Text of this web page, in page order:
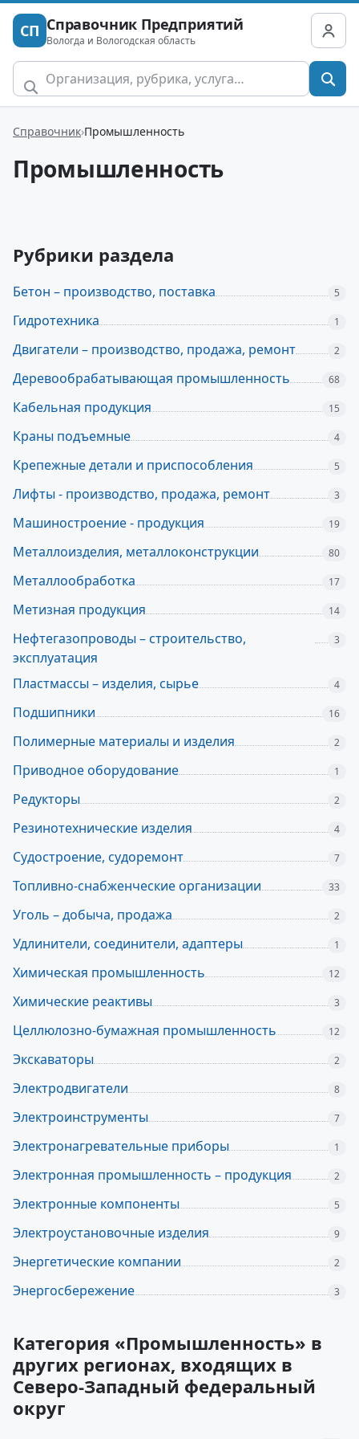
СП Справочник Предприятий
Вологда и Вологодская область
Справочник Промышленность
Промышленность
Рубрики раздела
Бетон – производство, поставка 5
Гидротехника 1
Двигатели – производство, продажа, ремонт 2
Деревообрабатывающая промышленность 68
Кабельная продукция 15
Краны подъемные 4
Крепежные детали и приспособления 5
Лифты - производство, продажа, ремонт 3
Машиностроение - продукция 19
Металлоизделия, металлоконструкции 80
Металлообработка 17
Метизная продукция 14
Нефтегазопроводы – строительство,
эксплуатация
3
Пластмассы – изделия, сырье 4
Подшипники 16
Полимерные материалы и изделия 2
Приводное оборудование 1
Редукторы 2
Резинотехнические изделия 4
Судостроение, судоремонт 7
Топливно-снабженческие организации 33
Уголь – добыча, продажа 2
Удлинители, соединители, адаптеры 1
Химическая промышленность 12
Химические реактивы 3
Целлюлозно-бумажная промышленность 12
Экскаваторы 2
Электродвигатели 8
Электроинструменты 7
Электронагревательные приборы 1
Электронная промышленность – продукция 2
Электронные компоненты 5
Электроустановочные изделия 9
Энергетические компании 2
Энергосбережение 3
Категория «Промышленность» в
других регионах, входящих в
Северо-Западный федеральный
округ